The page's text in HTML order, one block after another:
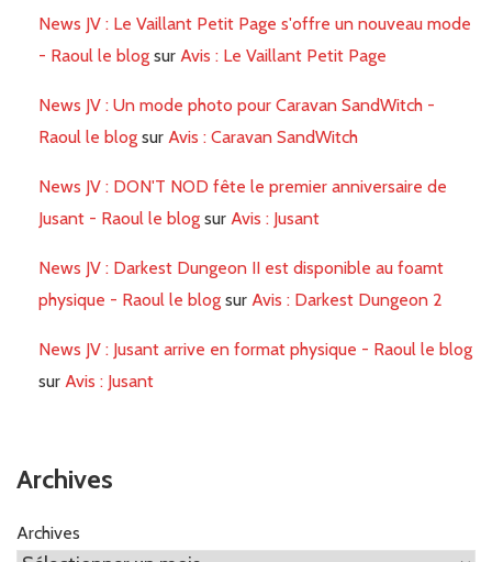
News JV : Le Vaillant Petit Page s'offre un nouveau mode
- Raoul le blog sur Avis : Le Vaillant Petit Page
News JV : Un mode photo pour Caravan SandWitch -
Raoul le blog sur Avis : Caravan SandWitch
News JV : DON'T NOD fête le premier anniversaire de
Jusant - Raoul le blog sur Avis : Jusant
News JV : Darkest Dungeon II est disponible au foamt
physique - Raoul le blog sur Avis : Darkest Dungeon 2
News JV : Jusant arrive en format physique - Raoul le blog
sur Avis : Jusant
Archives
Archives